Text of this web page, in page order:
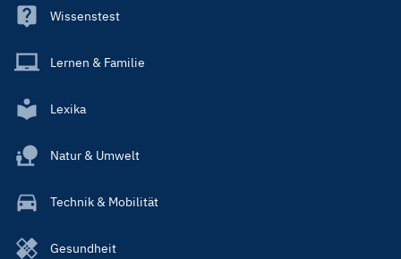
Wissenstest
Lernen & Familie
Lexika
Natur & Umwelt
Technik & Mobilität
Gesundheit